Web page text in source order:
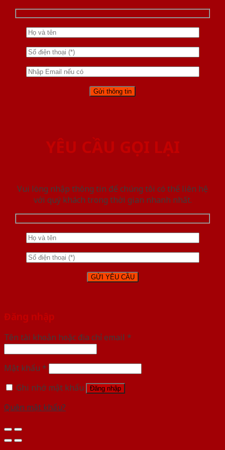
YÊU CẦU GỌI LẠI
Vui lòng nhập thông tin để chúng tôi có thể liên hệ
với quý khách trong thời gian nhanh nhất.
Đăng nhập
Tên tài khoản hoặc địa chỉ email *
Mật khẩu *
Ghi nhớ mật khẩu
Đăng nhập
Quên mật khẩu?